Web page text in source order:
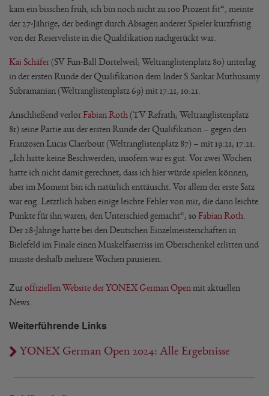
kam ein bisschen früh, ich bin noch nicht zu 100 Prozent fit“, meinte
der 27-Jährige, der bedingt durch Absagen anderer Spieler kurzfristig
von der Reserveliste in die Qualifikation nachgerückt war.
Kai Schäfer(SV Fun-Ball Dortelweil; Weltranglistenplatz 80) unterlag
in der ersten Runde der Qualifikation dem Inder S.Sankar Muthusamy
Subramanian (Weltranglistenplatz 69) mit 17:21, 10:21.
Anschließend verlor Fabian Roth (TV Refrath; Weltranglistenplatz
81) seine Partie aus der ersten Runde der Qualifikation – gegen den
Franzosen Lucas Claerbout (Weltranglistenplatz 87) – mit 19:21, 17:21.
„Ich hatte keine Beschwerden, insofern war es gut. Vor zwei Wochen
hatte ich nicht damit gerechnet, dass ich hier würde spielen können,
aber im Moment bin ich natürlich enttäuscht. Vor allem der erste Satz
war eng. Letztlich haben einige leichte Fehler von mir, die dann leichte
Punkte für ihn waren, den Unterschied gemacht“, so Fabian Roth
Der 28-Jährige hatte bei den Deutschen Einzelmeisterschaften in
Bielefeld im Finale einen Muskelfaserriss im Oberschenkel erlitten und
musste deshalb mehrere Wochen pausieren.
Zuroffiziellen Website der YONEX German Open mit aktuellen
News.
Weiterführende Links
YONEX German Open 2024: Alle Ergebnisse